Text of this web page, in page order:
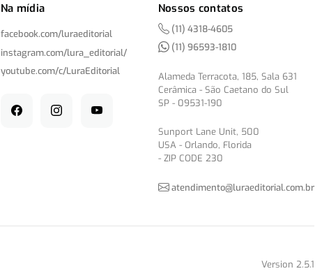
Na mídia
facebook.com/luraeditorial
instagram.com/lura_editorial/
youtube.com/c/LuraEditorial
Nossos contatos
(11) 4318-4605
(11) 96593-1810
Alameda Terracota, 185, Sala 631
Cerâmica - São Caetano do Sul
SP - 09531-190
Sunport Lane Unit, 500
USA - Orlando, Florida
- ZIP CODE 230
atendimento@luraeditorial.com.br
Version 2.5.1